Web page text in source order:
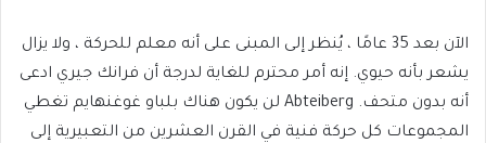
الآن بعد 35 عامًا ، يُنظر إلى المبنى على أنه معلم للحركة ، ولا يزال
يشعر بأنه حيوي. إنه أمر محترم للغاية لدرجة أن فرانك جيري ادعى
أنه بدون متحف. Abteiberg لن يكون هناك بلباو غوغنهايم تغطي
المجموعات كل حركة فنية في القرن العشرين من التعبيرية إلى